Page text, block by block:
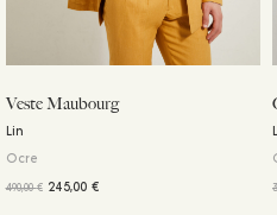
Veste Maubourg
Lin
Ocre
490,00€ 245,00€